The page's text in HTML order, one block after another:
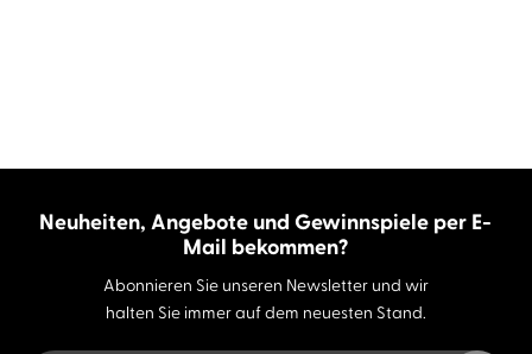
Neuheiten, Angebote und Gewinnspiele per E-
Mail bekommen?
Abonnieren Sie unseren Newsletter und wir
halten Sie immer auf dem neuesten Stand.